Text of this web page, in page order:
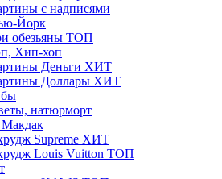
с надписями
Йорк
обезьяны ТОП
Хип-хоп
Деньги ХИТ
Доллары ХИТ
натюрморт
Supreme ХИТ
Louis Vuitton ТОП